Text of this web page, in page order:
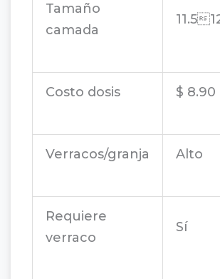
Tamaño
camada
11.5
Costo dosis $ 8.90
Verracos/granja Alto
Requiere
verraco
Sí